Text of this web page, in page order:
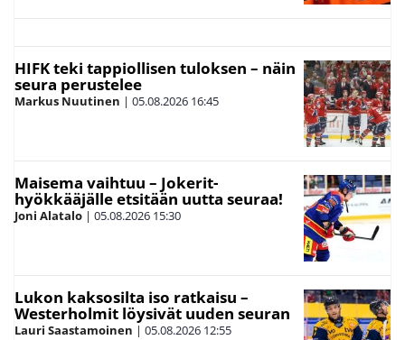
HIFK teki tappiollisen tuloksen – näin
seura perustelee
Markus Nuutinen | 05.08.2026 16:45
Maisema vaihtuu – Jokerit-
hyökkääjälle etsitään uutta seuraa!
Joni Alatalo | 05.08.2026 15:30
Lukon kaksosilta iso ratkaisu –
Westerholmit löysivät uuden seuran
Lauri Saastamoinen | 05.08.2026 12:55